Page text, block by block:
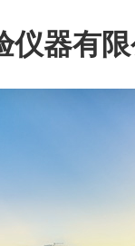
仪器有